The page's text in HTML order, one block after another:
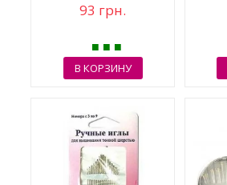
93 грн.
В КОРЗИНУ